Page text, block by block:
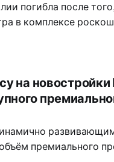
погибла после
в комплексе
в полиции.
на новостройки
премиального